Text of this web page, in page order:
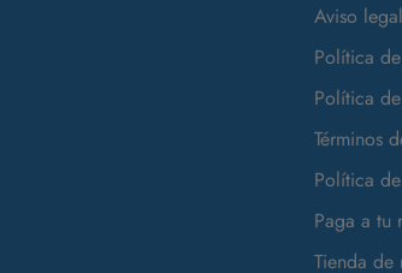
Aviso legal
Política
Política
Términos
Política
Paga a tu
Tienda de